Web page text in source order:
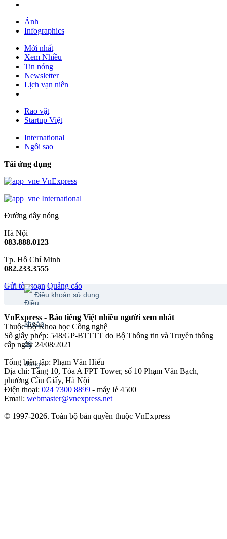
Ảnh
Infographics
Mới nhất
Xem Nhiều
Tin nóng
Newsletter
Lịch vạn niên
Rao vặt
Startup Việt
International
Ngôi sao
Tải ứng dụng
VnExpress
International
Đường dây nóng
Hà Nội
083.888.0123
Tp. Hồ Chí Minh
082.233.3555
Gửi tòa soạn Quảng cáo
Điều khoản sử dụng
VnExpress - Báo tiếng Việt nhiều người xem nhất
Thuộc Bộ Khoa học Công nghệ
Số giấy phép: 548/GP-BTTTT do Bộ Thông tin và Truyền thông
cấp ngày 24/08/2021
Tổng biên tập: Phạm Văn Hiếu
Địa chỉ: Tầng 10, Tòa A FPT Tower, số 10 Phạm Văn Bạch,
phường Cầu Giấy, Hà Nội
Điện thoại: 024 7300 8899 - máy lẻ 4500
Email: webmaster@vnexpress.net
© 1997-2026. Toàn bộ bản quyền thuộc VnExpress